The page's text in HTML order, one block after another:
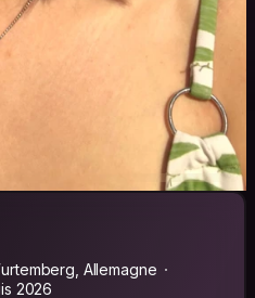
Allemagne
2026